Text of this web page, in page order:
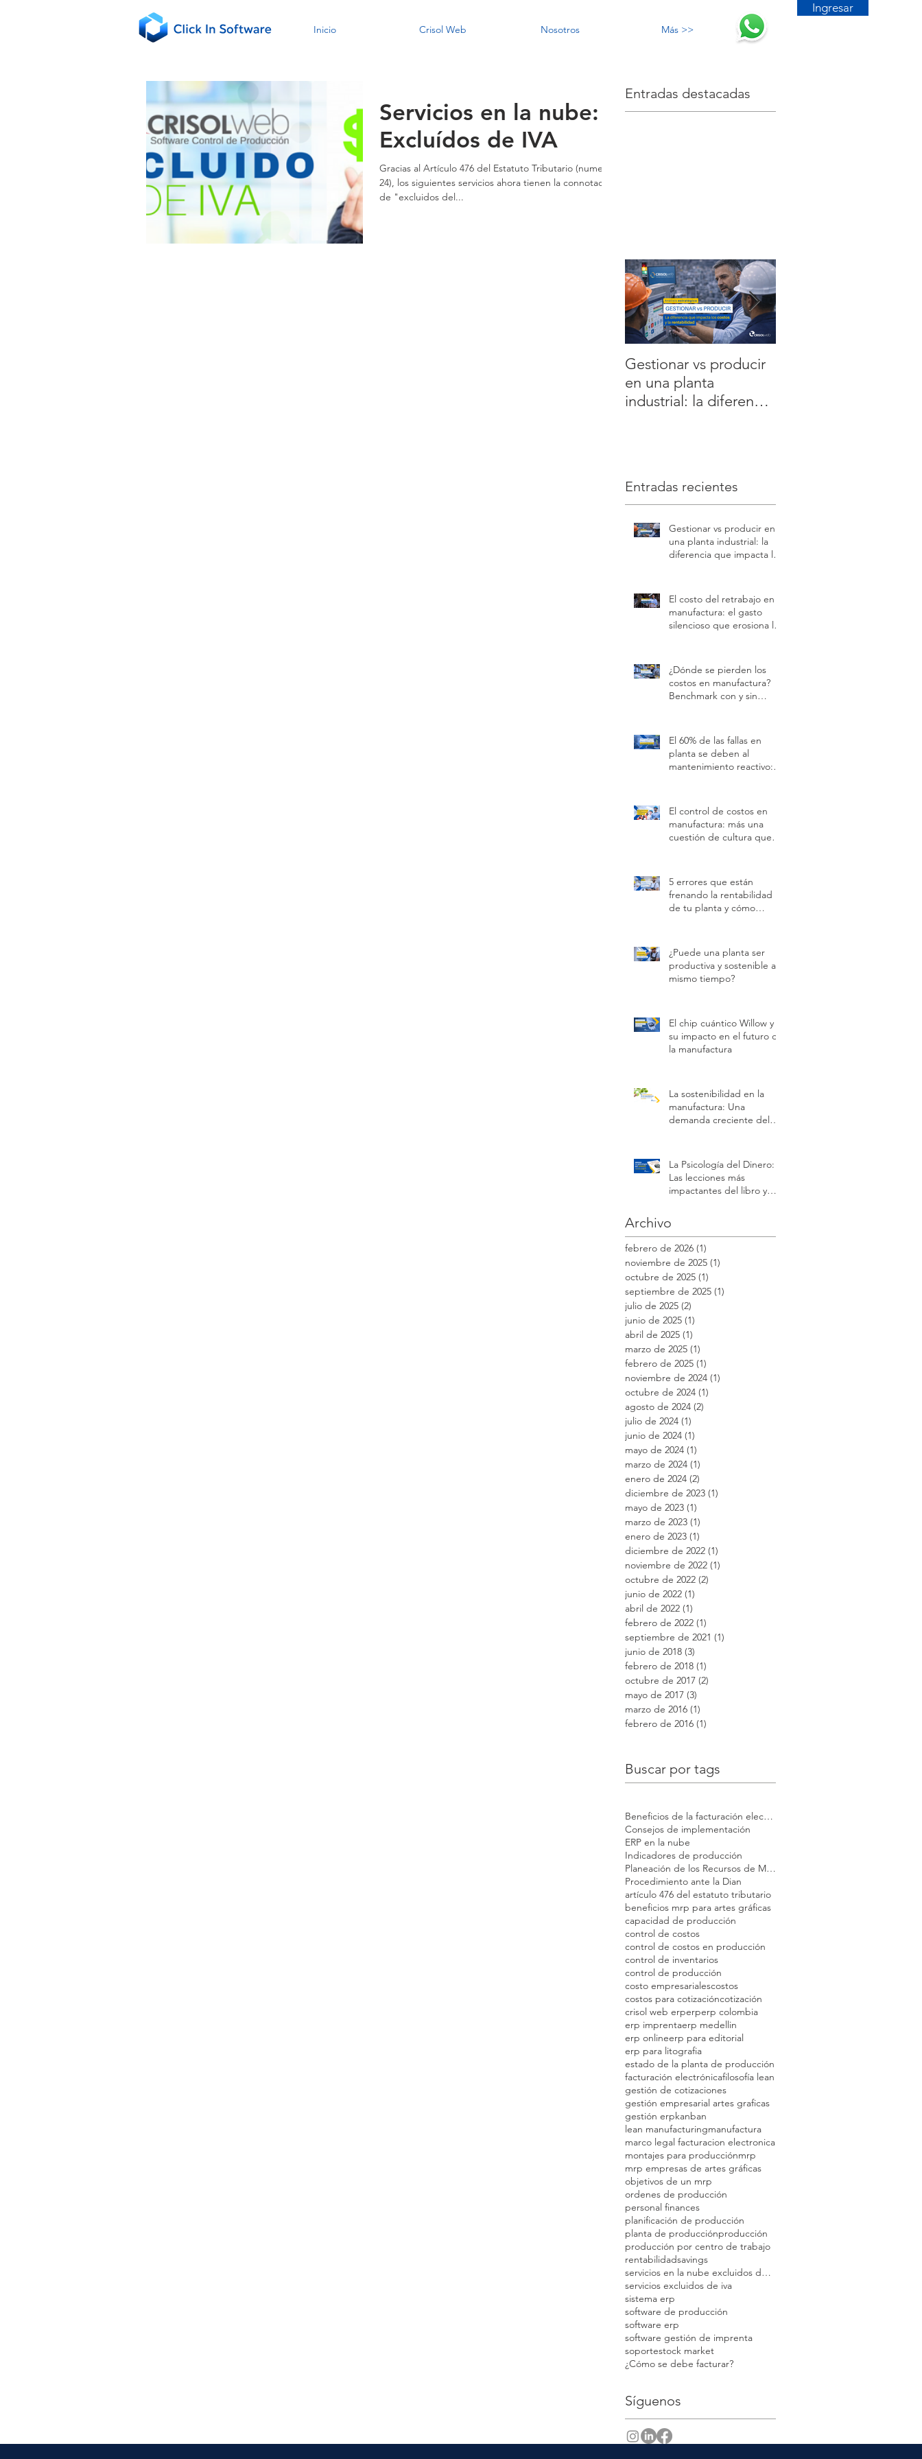
Inicio Crisol Web Nosotros Más >>
Ingresar
Servicios en la nube:
Excluídos de IVA
Gracias al Artículo 476 del Estatuto Tributario (numeral
24), los siguientes servicios ahora tienen la connotación
de "excluidos del...
Entradas destacadas
Gestionar vs producir
en una planta
industrial: la diferencia
Entradas recientes
Gestionar vs producir en
una planta industrial: la
diferencia que impacta los
El costo del retrabajo en
manufactura: el gasto
silencioso que erosiona la
¿Dónde se pierden los
costos en manufactura?
Benchmark con y sin
El 60% de las fallas en
planta se deben al
mantenimiento reactivo:
El control de costos en
manufactura: más una
cuestión de cultura que
5 errores que están
frenando la rentabilidad
de tu planta y cómo
¿Puede una planta ser
productiva y sostenible al
mismo tiempo?
El chip cuántico Willow y
su impacto en el futuro de
la manufactura
La sostenibilidad en la
manufactura: Una
demanda creciente del
La Psicología del Dinero:
Las lecciones más
impactantes del libro y
personal.
Archivo
febrero de 2026 (1)
noviembre de 2025 (1)
octubre de 2025 (1)
septiembre de 2025 (1)
julio de 2025 (2)
junio de 2025 (1)
abril de 2025 (1)
marzo de 2025 (1)
febrero de 2025 (1)
noviembre de 2024 (1)
octubre de 2024 (1)
agosto de 2024 (2)
julio de 2024 (1)
junio de 2024 (1)
mayo de 2024 (1)
marzo de 2024 (1)
enero de 2024 (2)
diciembre de 2023 (1)
mayo de 2023 (1)
marzo de 2023 (1)
enero de 2023 (1)
diciembre de 2022 (1)
noviembre de 2022 (1)
octubre de 2022 (2)
junio de 2022 (1)
abril de 2022 (1)
febrero de 2022 (1)
septiembre de 2021 (1)
junio de 2018 (3)
febrero de 2018 (1)
octubre de 2017 (2)
mayo de 2017 (3)
marzo de 2016 (1)
febrero de 2016 (1)
Buscar por tags
Beneficios de la facturación electrónica
Consejos de implementación
ERP en la nube
Indicadores de producción
Planeación de los Recursos de Manufactura
Procedimiento ante la Dian
artículo 476 del estatuto tributario
beneficios mrp para artes gráficas
capacidad de producción
control de costos
control de costos en producción
control de inventarios
control de producción
costo empresarialescostos
costos para cotizacióncotización
crisol web erperperp colombia
erp imprentaerp medellin
erp onlineerp para editorial
erp para litografia
estado de la planta de producción
facturación electrónicafilosofía lean
gestión de cotizaciones
gestión empresarial artes graficas
gestión erpkanban
lean manufacturingmanufactura
marco legal facturacion electronica
montajes para producciónmrp
mrp empresas de artes gráficas
objetivos de un mrp
ordenes de producción
personal finances
planificación de producción
planta de producciónproducción
producción por centro de trabajo
rentabilidadsavings
servicios en la nube excluidos de iva
servicios excluidos de iva
sistema erp
software de producción
software erp
software gestión de imprenta
soportestock market
¿Cómo se debe facturar?
Síguenos